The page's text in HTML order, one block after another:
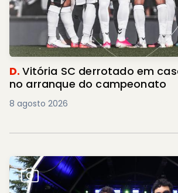
D.Vitória SC derrotado em
no arranque do campeonato
8 agosto 2026